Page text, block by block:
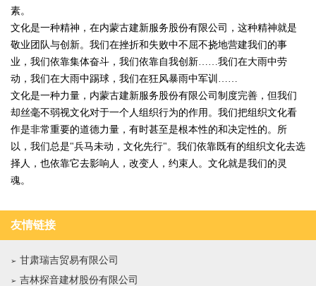
素。
文化是一种精神，在内蒙古建新服务股份有限公司，这种精神就是
敬业团队与创新。我们在挫折和失败中不屈不挠地营建我们的事
业，我们依靠集体奋斗，我们依靠自我创新……我们在大雨中劳
动，我们在大雨中踢球，我们在狂风暴雨中军训……
文化是一种力量，内蒙古建新服务股份有限公司制度完善，但我们
却丝毫不弱视文化对于一个人组织行为的作用。我们把组织文化看
作是非常重要的道德力量，有时甚至是根本性的和决定性的。所
以，我们总是"兵马未动，文化先行"。我们依靠既有的组织文化去选
择人，也依靠它去影响人，改变人，约束人。文化就是我们的灵
魂。
友情链接
甘肃瑞吉贸易有限公司
吉林探音建材股份有限公司